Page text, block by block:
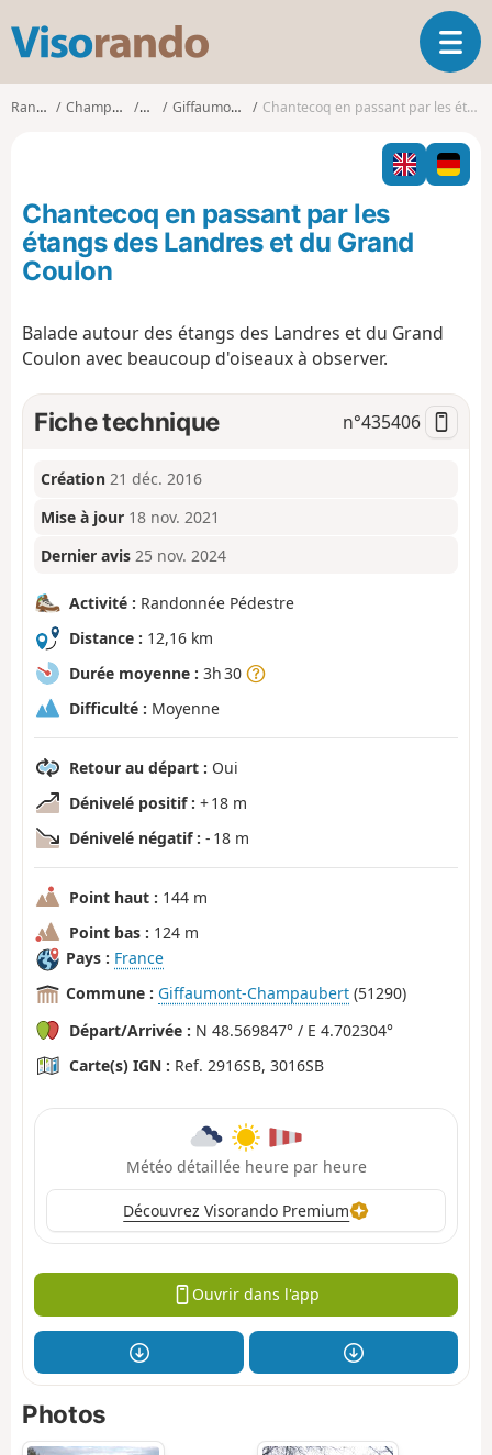
s
o
o
O
u
i
r
l
i
n
Randonnées Champagne-Ardenne MarneGiffaumont-Champaubert Chantecoq en passant par les étangs des Landres et du Grand Coulon
Chantecoq en passant par les
étangs des Landres et du Grand
Coulon
Balade autour des étangs des Landres et du Grand
Coulon avec beaucoup d'oiseaux à observer.
Fiche technique n°435406
Création 21 déc. 2016
Mise à jour 18 nov. 2021
Dernier avis 25 nov. 2024
Activité : Randonnée Pédestre
Distance : 12,16 km
Durée moyenne : 3h 30
Difficulté : Moyenne
Retour au départ : Oui
Dénivelé positif : + 18 m
Dénivelé négatif : - 18 m
Point haut : 144 m
Point bas : 124 m
Pays : France
Commune : Giffaumont-Champaubert (51290)
Départ/Arrivée : N 48.569847° / E 4.702304°
Carte(s) IGN : Ref. 2916SB, 3016SB
Météo détaillée heure par heure
Découvrez Visorando Premium
Ouvrir dans l'app
Photos